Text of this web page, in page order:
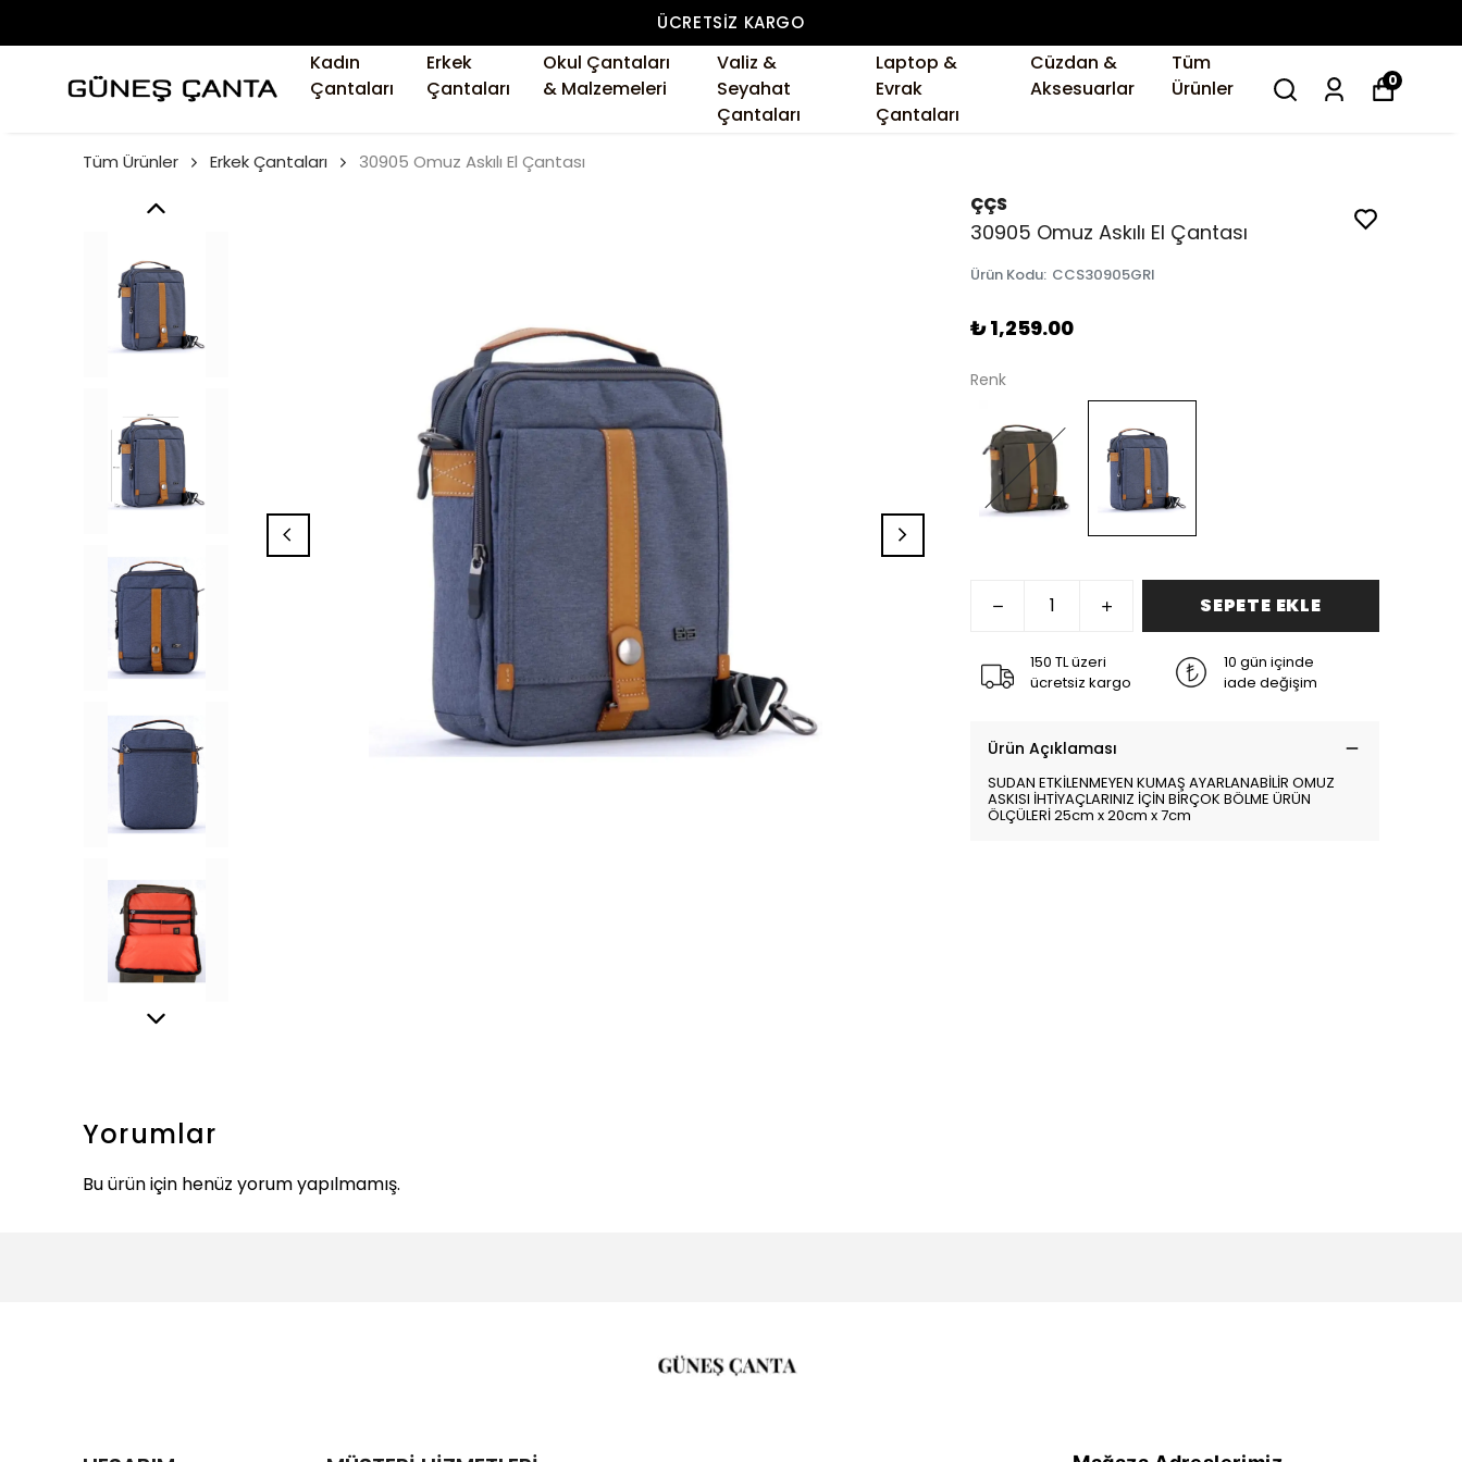
ÜCRETSIZ KARGO
Kadın
Çantaları
Erkek
Çantaları
Okul Çantaları
& Malzemeleri
Valiz &
Seyahat
Çantaları
Laptop &
Evrak
Çantaları
Cüzdan &
Aksesuarlar
Tüm
Ürünler
0
Tüm Ürünler Erkek Çantaları 30905 Omuz Askılı El Çantası
ÇÇS
30905 Omuz Askılı El Çantası
Ürün Kodu: CCS30905GRI
₺ 1,259.00
Renk
SEPETE EKLE
150 TL üzeri
ücretsiz kargo
10 gün içinde
iade değişim
Ürün Açıklaması
SUDAN ETKİLENMEYEN KUMAŞ AYARLANABİLİR OMUZ
ASKISI İHTİYAÇLARINIZ İÇİN BİRÇOK BÖLME ÜRÜN
ÖLÇÜLERİ 25cm x 20cm x 7cm
Yorumlar
Bu ürün için henüz yorum yapılmamış.